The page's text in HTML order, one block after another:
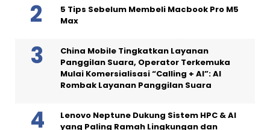
5 Tips Sebelum Membeli Macbook Pro M5
Max
China Mobile Tingkatkan Layanan
Panggilan Suara, Operator Terkemuka
Mulai Komersialisasi “Calling + AI”: AI
Rombak Layanan Panggilan Suara
Lenovo Neptune Dukung Sistem HPC & AI
yang Paling Ramah Lingkungan dan